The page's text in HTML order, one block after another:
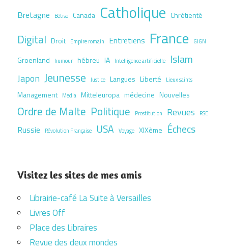
Bretagne Bêtise Canada Catholique Chrétienté
Digital Droit Empire romain Entretiens France GIGN
Groenland humour hébreu IA Intelligence artificielle Islam
Japon Jeunesse Justice Langues Liberté Lieux saints
Management Media Mitteleuropa médecine Nouvelles
Ordre de Malte Politique Prostitution Revues RSE
Russie Révolution Française USA Voyage XIXème Échecs
Visitez les sites de mes amis
Librairie-café La Suite à Versailles
Livres Off
Place des Libraires
Revue des deux mondes